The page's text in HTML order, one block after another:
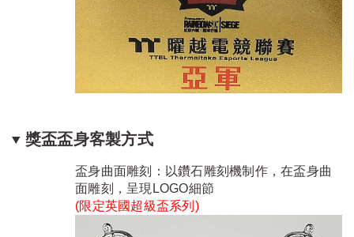
獎盃盃身客製方式
盃身曲面雕刻：以鑽石雕刻機制作，在盃身曲
面雕刻，呈現LOGO細節
(限定英國超級盃系列 )